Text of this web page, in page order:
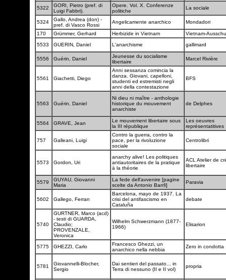
5322
GORI, Pietro (pref. di
Luigi Fabbri).
Opere. Vol. X. Conferenze
politiche
La sociale
5324
Gallo, Andrea (don) -
pref. di Vasco Rossi
Angelicamente anarchico Mondadori
170 Grümmer, Gerhard Herbizide in Vietnam
Vietnam-
5533
GUERIN, Daniel L'anarchisme gallimard
5556 Guérin, Daniel
Jeunesse du socialisme
libertaire
Marcel Rivière
5561 Giachetti, Diego
Anni sessanza comincia la
danza. Giovani, capelloni,
studenti ed estremisti negli
anni della contestazione
BFS
5563 Guérin, Daniel
Ni dieu ni maître - anthologie
historique du mouvement
anarchiste
de Delphes
5564 GRAVE, Jean
Le mouvement libertaire sous
la III république
Les oeuvres
représentatitives
757 Galleani, Luigi
Contro la guerra, contro la
pace, per la rivoluzione
sociale
Centrolibri
5573 Gordon, Uri
anarchy alive! Les politiques
antiautoritaires de la pratique
à la théorie
ACL Atelier de
libertaire
5579
GUYAU, Giovanni
Maria
La fede dell'avvenire [pagine
scelte da Antonio Banfi]
Paravia
5602 Gallego, Ferran
Barcelona, mayo de 1937. La
crisi del antifascismo en
Cataluña
debate
5740
GURTNER, Marco (acd)
- testi di GUARDA,
Claudio;
PROVENZALE,
Veronica
Wilhelm Schwerzmann (1877-
1966)
Elisarion
5775 GHEZZI, Carlo
Francesco Ghezzi, un
anarchico nella nebbia
Zero in condotta
5781
Giovannelli-Blocher,
Sergio
Dai sentieri del passato... in
Terra di nessuno (II e II vol)
propria